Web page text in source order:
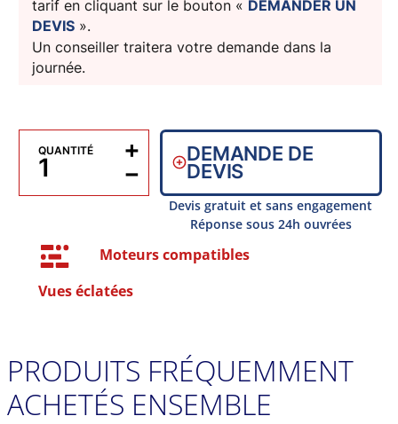
tarif en cliquant sur le bouton « DEMANDER UN
DEVIS».
Un conseiller traitera votre demande dans la
journée.
QUANTITÉ
−
+ DEMANDE DE
DEVIS
Devis gratuit et sans engagement
Réponse sous 24h ouvrées
Moteurs compatibles
Vues éclatées
PRODUITS FRÉQUEMMENT
ACHETÉS ENSEMBLE